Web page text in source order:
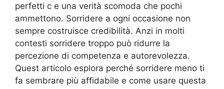
perfetti c e una verità scomoda che pochi
ammettono. Sorridere a ogni occasione non
sempre costruisce credibilità. Anzi in molti
contesti sorridere troppo può ridurre la
percezione di competenza e autorevolezza.
Quest articolo esplora perché sorridere meno ti
fa sembrare più affidabile e come usare questa